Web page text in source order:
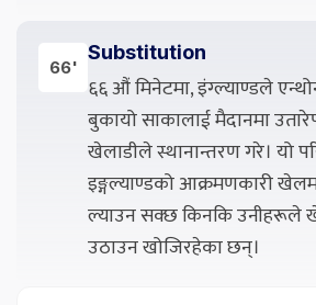
66'
Substitution
६६ औं मिनेटमा, इंग्ल्याण्डले
बुकायो साकालाई मैदानमा
खेलाडीले स्थानान्तरण गरे। यो
इङ्गल्याण्डको आक्रमणकारी
ल्याउन सक्छ किनकि उनीहरूले
उठाउन खोजिरहेका छन्।